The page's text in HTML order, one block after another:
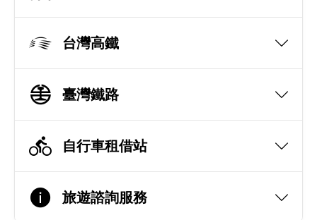
台灣高鐵
臺灣鐵路
自行車租借站
旅遊諮詢服務